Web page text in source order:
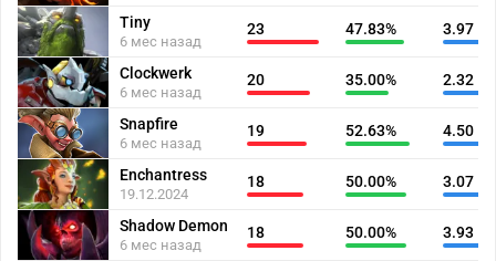
Tiny
6 мес назад
23 47.83% 3.97
Clockwerk
6 мес назад
20 35.00% 2.32
Snapfire
6 мес назад
19 52.63% 4.50
Enchantress
19.12.2024
18 50.00% 3.07
Shadow Demon
6 мес назад
18 50.00% 3.93